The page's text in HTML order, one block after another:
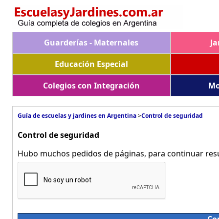
Guarderías - Maternales
Educación Especial
Colegios con Integración
Guía de escuelas y jardines en Argentina>Control de seguridad
Control de seguridad
Hubo muchos pedidos de páginas, para continuar